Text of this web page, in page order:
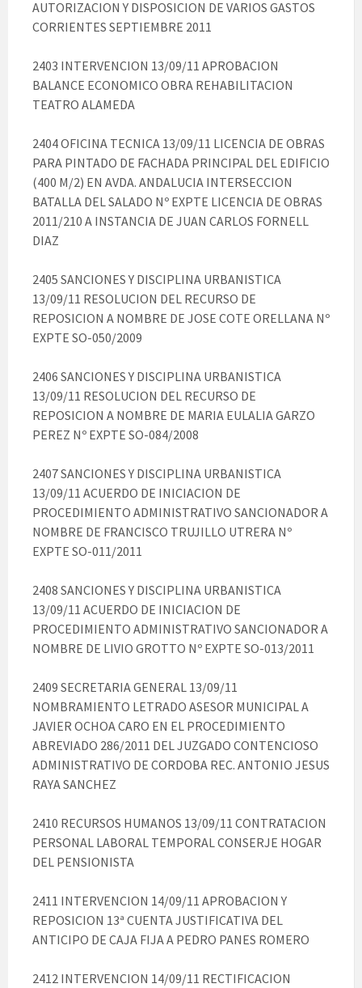
AUTORIZACION Y DISPOSICION DE VARIOS GASTOS
CORRIENTES SEPTIEMBRE 2011
2403 INTERVENCION 13/09/11 APROBACION
BALANCE ECONOMICO OBRA REHABILITACION
TEATRO ALAMEDA
2404 OFICINA TECNICA 13/09/11 LICENCIA DE OBRAS
PARA PINTADO DE FACHADA PRINCIPAL DEL EDIFICIO
(400 M/2) EN AVDA. ANDALUCIA INTERSECCION
BATALLA DEL SALADO Nº EXPTE LICENCIA DE OBRAS
2011/210 A INSTANCIA DE JUAN CARLOS FORNELL
DIAZ
2405 SANCIONES Y DISCIPLINA URBANISTICA
13/09/11 RESOLUCION DEL RECURSO DE
REPOSICION A NOMBRE DE JOSE COTE ORELLANA Nº
EXPTE SO-050/2009
2406 SANCIONES Y DISCIPLINA URBANISTICA
13/09/11 RESOLUCION DEL RECURSO DE
REPOSICION A NOMBRE DE MARIA EULALIA GARZO
PEREZ Nº EXPTE SO-084/2008
2407 SANCIONES Y DISCIPLINA URBANISTICA
13/09/11 ACUERDO DE INICIACION DE
PROCEDIMIENTO ADMINISTRATIVO SANCIONADOR A
NOMBRE DE FRANCISCO TRUJILLO UTRERA Nº
EXPTE SO-011/2011
2408 SANCIONES Y DISCIPLINA URBANISTICA
13/09/11 ACUERDO DE INICIACION DE
PROCEDIMIENTO ADMINISTRATIVO SANCIONADOR A
NOMBRE DE LIVIO GROTTO Nº EXPTE SO-013/2011
2409 SECRETARIA GENERAL 13/09/11
NOMBRAMIENTO LETRADO ASESOR MUNICIPAL A
JAVIER OCHOA CARO EN EL PROCEDIMIENTO
ABREVIADO 286/2011 DEL JUZGADO CONTENCIOSO
ADMINISTRATIVO DE CORDOBA REC. ANTONIO JESUS
RAYA SANCHEZ
2410 RECURSOS HUMANOS 13/09/11 CONTRATACION
PERSONAL LABORAL TEMPORAL CONSERJE HOGAR
DEL PENSIONISTA
2411 INTERVENCION 14/09/11 APROBACION Y
REPOSICION 13ª CUENTA JUSTIFICATIVA DEL
ANTICIPO DE CAJA FIJA A PEDRO PANES ROMERO
2412 INTERVENCION 14/09/11 RECTIFICACION